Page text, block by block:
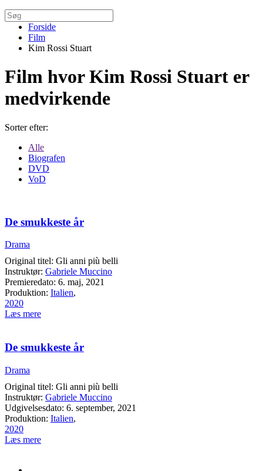
Forside
Film
Kim Rossi Stuart
Film hvor Kim Rossi Stuart er
medvirkende
Sorter efter:
Alle
Biografen
DVD
VoD
De smukkeste år
Drama
Original titel: Gli anni più belli
Instruktør: Gabriele Muccino
Premieredato: 6. maj, 2021
Produktion: Italien,
2020
Læs mere
De smukkeste år
Drama
Original titel: Gli anni più belli
Instruktør: Gabriele Muccino
Udgivelsesdato: 6. september, 2021
Produktion: Italien,
2020
Læs mere